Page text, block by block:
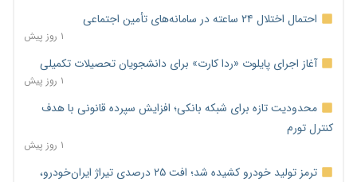
احتمال اختلال ۲۴ ساعته در سامانه‌های تأمین اجتماعی
۱ روز پیش
آغاز اجرای پایلوت «ردا کارت» برای دانشجویان تحصیلات تکمیلی
۱ روز پیش
محدودیت تازه برای شبکه بانکی؛ افزایش سپرده قانونی با هدف
کنترل تورم
۱ روز پیش
ترمز تولید خودرو کشیده شد؛ افت ۲۵ درصدی تیراژ ایران‌خودرو،